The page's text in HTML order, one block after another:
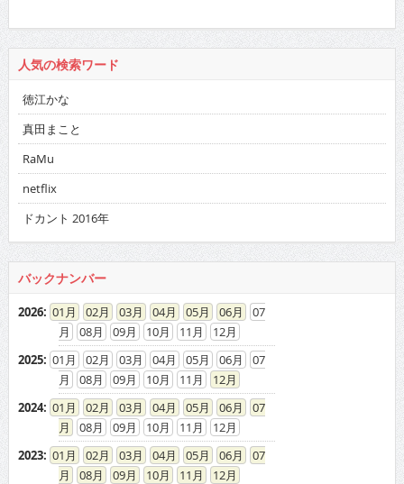
人気の検索ワード
徳江かな
真田まこと
RaMu
netflix
ドカント 2016年
バックナンバー
2026: 01 02 03 04 05 06
07
08
09 10 11
12
2025: 01 02 03 04 05 06
07
08
09 10 11
12
2024: 01 02 03 04 05 06
07
08
09 10 11
12
2023: 01 02 03 04 05 06
07
08
09 10 11
12